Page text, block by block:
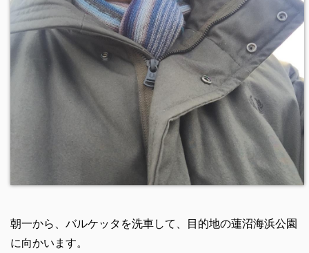
朝一から、バルケッタを洗車して、目的地の蓮沼海浜公園
に向かいます。